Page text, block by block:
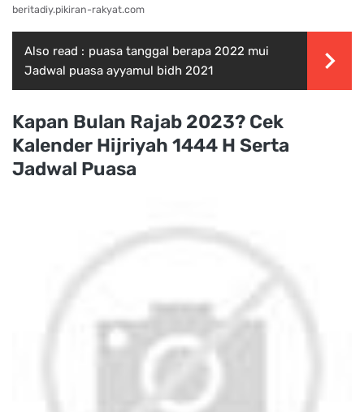
beritadiy.pikiran-rakyat.com
Also read : puasa tanggal berapa 2022 mui
Jadwal puasa ayyamul bidh 2021
Kapan Bulan Rajab 2023? Cek
Kalender Hijriyah 1444 H Serta
Jadwal Puasa